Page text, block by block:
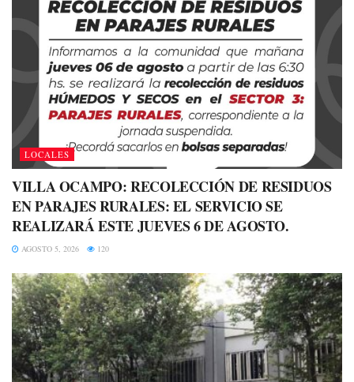
LOCALES
VILLA OCAMPO: RECOLECCIÓN DE RESIDUOS
EN PARAJES RURALES: EL SERVICIO SE
REALIZARÁ ESTE JUEVES 6 DE AGOSTO.
AGOSTO 5, 2026 120